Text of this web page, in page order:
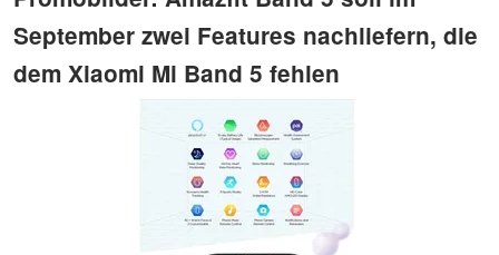
September zwei Features nachliefern, die
dem Xiaomi Mi Band 5 fehlen